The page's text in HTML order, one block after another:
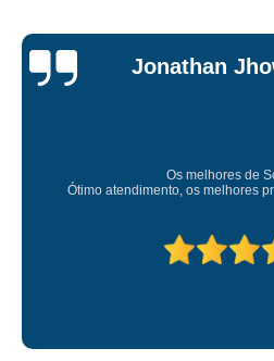
Jhow
Os melhores de Sorocaba
os melhores profissionais de Sorocaba.